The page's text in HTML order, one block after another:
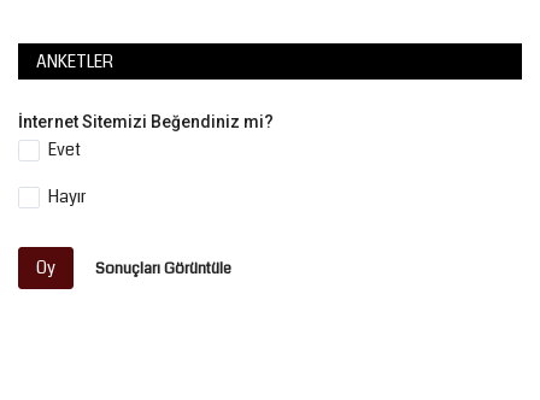
ANKETLER
İnternet Sitemizi Beğendiniz mi?
Evet
Hayır
Oy Sonuçları Görüntüle